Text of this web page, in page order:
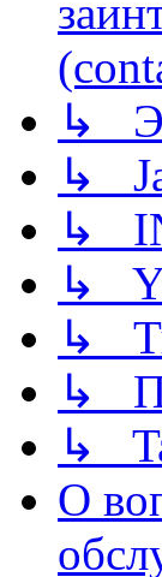
↳
↳
↳
↳
↳
↳
↳
О